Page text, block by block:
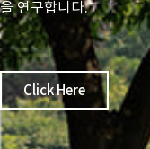
을 연구합니다.
Click Here